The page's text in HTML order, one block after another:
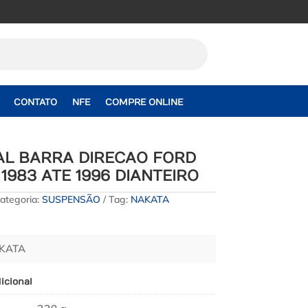
CONTATO NFE COMPRE ONLINE
BARRA DIRECAO FORD
ATE 1996 DIANTEIRO
SUSPENSÃO Tag: NAKATA